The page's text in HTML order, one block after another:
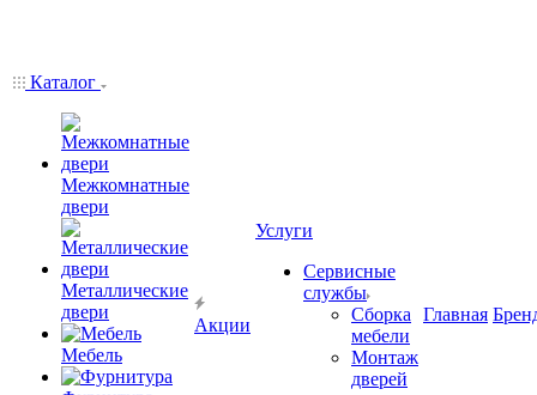
Каталог
Межкомнатные
двери
Металлические
двери
Мебель
Акции
Услуги
Сервисные
службы
Сборка
мебели
Монтаж
дверей
Главная